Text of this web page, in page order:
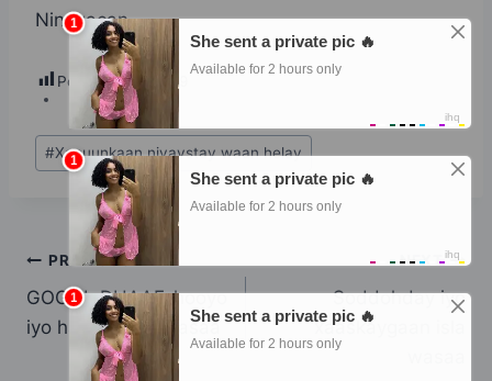
Nin wacan
Post Views: 629
Post
Tags:
#Xanuunkaan niyaystay waan helay
Post
navigation
PREVIOUS
GOGOL DHAAF-hooyo
iyo habo wada wasaa
NEXT
Soddohday iyo
xaaskaygaan isla